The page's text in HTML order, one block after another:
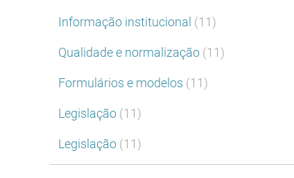
Informação institucional (11)
Qualidade e normalização (11)
Formulários e modelos (11)
Legislação (11)
Legislação (11)